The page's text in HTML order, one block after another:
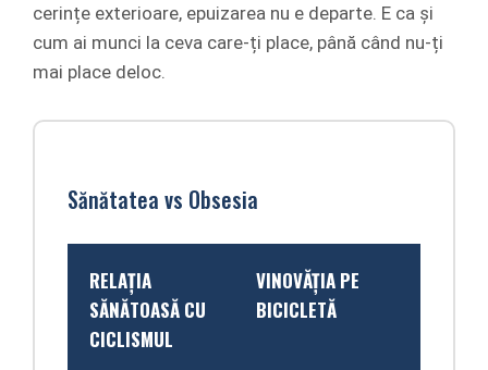
cerințe exterioare, epuizarea nu e departe. E ca și
cum ai munci la ceva care-ți place, până când nu-ți
mai place deloc.
Sănătatea vs Obsesia
RELAȚIA
SĂNĂTOASĂ CU
CICLISMUL
VINOVĂȚIA PE
BICICLETĂ